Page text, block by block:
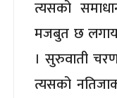
त्यसको
मजबुत छ
। सुरुवाती
त्यसको